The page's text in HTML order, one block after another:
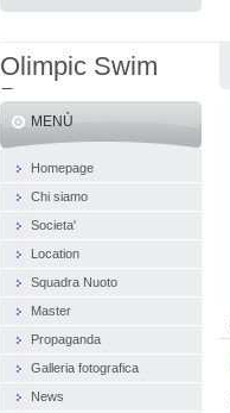
Olimpic Swim
Pro
MENÙ
Homepage
Chi siamo
Societa'
Location
Squadra Nuoto
Master
Propaganda
Galleria fotografica
News